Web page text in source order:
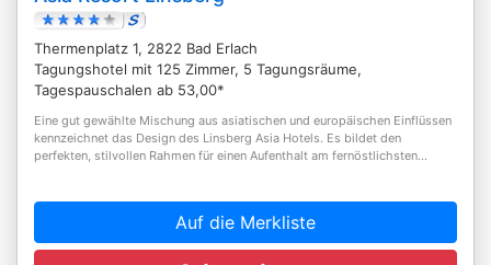
Thermenplatz 1, 2822 Bad Erlach
Tagungshotel mit 125 Zimmer, 5 Tagungsräume,
Tagespauschalen ab 53,00*
Eine gut gewählte Mischung aus asiatischen und europäischen Einflüssen
kennzeichnet das Design des Linsberg Asia Hotels. Es bildet den
perfekten, stilvollen Rahmen für einen Aufenthalt am fernöstlichsten...
Auf die Merkliste